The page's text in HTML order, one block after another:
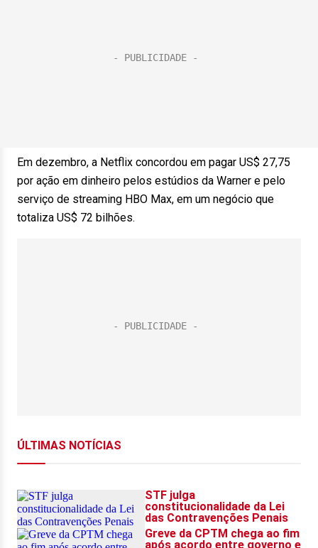
Em dezembro, a Netflix concordou em pagar US$ 27,75
por ação em dinheiro pelos estúdios da Warner e pelo
serviço de streaming HBO Max, em um negócio que
totaliza US$ 72 bilhões.